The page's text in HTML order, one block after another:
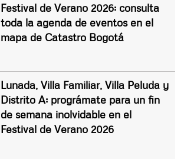
Festival de Verano 2026: consulta
toda la agenda de eventos en el
mapa de Catastro Bogotá
Lunada, Villa Familiar, Villa Peluda y
Distrito A: prográmate para un fin
de semana inolvidable en el
Festival de Verano 2026